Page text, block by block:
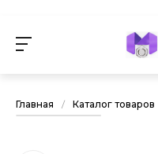
Главная / Каталог товаров